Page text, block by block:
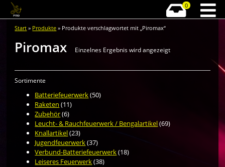
0
Start » Produkte » Produkte verschlagwortet mit „Piromax“
Piromax Einzelnes Ergebnis wird angezeigt
Sortimente
Batteriefeuerwerk(50)
Raketen (11)
Zubehör(6)
Leucht- & Rauchfeuerwerk / Bengalartikel(69)
Knallartikel(23)
Jugendfeuerwerk(37)
Verbund-Batteriefeuerwerk(18)
Leiseres Feuerwerk(38)